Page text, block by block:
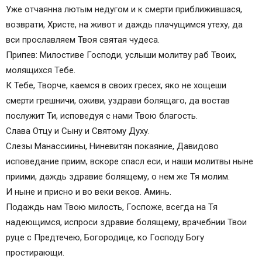
Уже отчаянна лютым недугом и к смерти приближившася,
возврати, Христе, на живот и даждь плачущимся утеху, да
вси прославляем Твоя святая чудеса.
Припев: Милостиве Господи, услыши молитву раб Твоих,
молящихся Тебе.
К Тебе, Творче, каемся в своих гресех, яко не хощеши
смерти грешничи, оживи, уздрави болящаго, да востав
послужит Ти, исповедуя с нами Твою благость.
Слава Отцу и Сыну и Святому Духу.
Слезы Манассиины, Ниневитян покаяние, Давидово
исповедание приим, вскоре спасл еси, и наши молитвы ныне
приими, даждь здравие болящему, о нем же Тя молим.
И ныне и присно и во веки веков. Аминь.
Подаждь нам Твою милость, Госпоже, всегда на Тя
надеющимся, испроси здравие болящему, врачебнии Твои
руце с Предтечею, Богородице, ко Господу Богу
простирающи.